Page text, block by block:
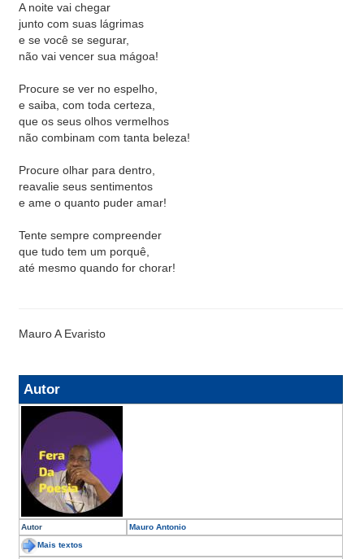
A noite vai chegar
junto com suas lágrimas
e se você se segurar,
não vai vencer sua mágoa!
Procure se ver no espelho,
e saiba, com toda certeza,
que os seus olhos vermelhos
não combinam com tanta beleza!
Procure olhar para dentro,
reavalie seus sentimentos
e ame o quanto puder amar!
Tente sempre compreender
que tudo tem um porquê,
até mesmo quando for chorar!
Mauro A Evaristo
Autor
Autor Mauro Antonio
Mais textos